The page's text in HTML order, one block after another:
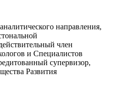
направления,
член
и Специалистов
супервизор,
Развития